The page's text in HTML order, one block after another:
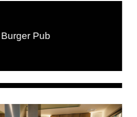
Burger Pub